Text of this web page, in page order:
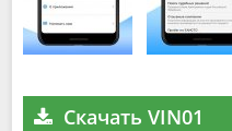
Скачать VIN01